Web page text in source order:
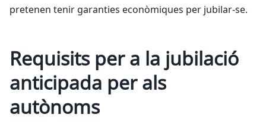
pretenen tenir garanties econòmiques per jubilar-se.
Requisits per a la jubilació
anticipada per als
autònoms